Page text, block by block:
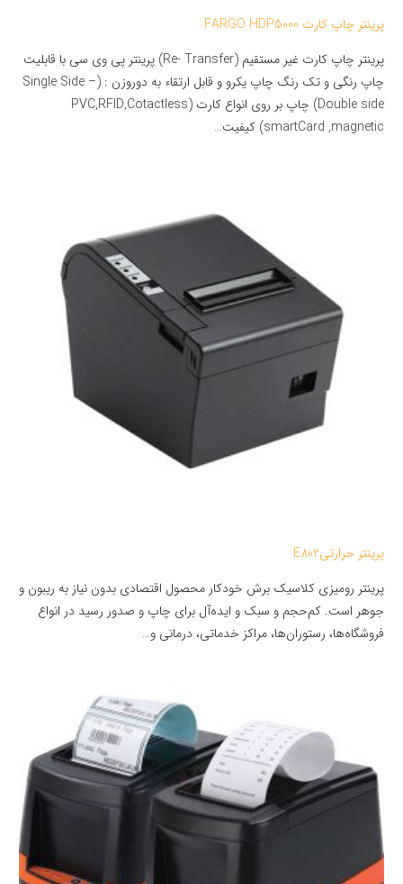
پرینتر چاپ کارت FARGO HDP5000
پرینتر چاپ کارت غیر مستقیم (Re- Transfer) پرینتر پی وی سی با قابلیت
چاپ رنگی و تک رنگ چاپ یکرو و قابل ارتقاء به دوروزن : (Single Side –
Double side) چاپ بر روی انواع کارت (PVC,RFID,Cotactless
smartCard ,magnetic) کیفیت…
پرینتر حرارتیE802
پرینتر رومیزی کلاسیک برش خودکار محصول اقتصادی بدون نیاز به ریبون و
جوهر است. کم‌حجم و سبک و ایده‌آل برای چاپ و صدور رسید در انواع
فروشگاه‌ها، رستوران‌ها، مراکز خدماتی، درمانی و…